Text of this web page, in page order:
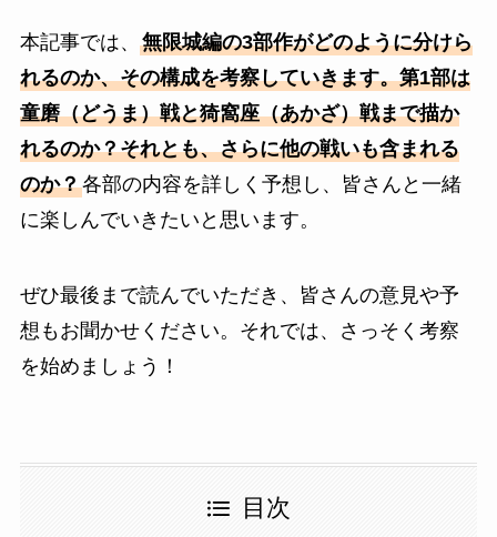
本記事では、 無限城編の3部作がどのように分けら
れるのか、その構成を考察していきます。第1部は
童磨（どうま）戦と猗窩座（あかざ）戦まで描か
れるのか？それとも、さらに他の戦いも含まれる
のか？各部の内容を詳しく予想し、皆さんと一緒
に楽しんでいきたいと思います。
ぜひ最後まで読んでいただき、皆さんの意見や予
想もお聞かせください。それでは、さっそく考察
を始めましょう！
目次